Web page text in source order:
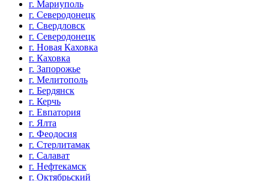
г. Мариуполь
г. Северодонецк
г. Свердловск
г. Северодонецк
г. Новая Каховка
г. Каховка
г. Запорожье
г. Мелитополь
г. Бердянск
г. Керчь
г. Евпатория
г. Ялта
г. Феодосия
г. Стерлитамак
г. Салават
г. Нефтекамск
г. Октябрьский